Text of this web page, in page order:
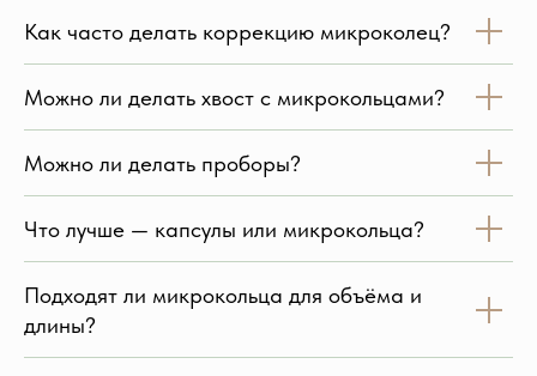
Как часто делать коррекцию микроколец?
Можно ли делать хвост с микрокольцами?
Можно ли делать проборы?
Что лучше — капсулы или микрокольца?
Подходят ли микрокольца для объёма и
длины?